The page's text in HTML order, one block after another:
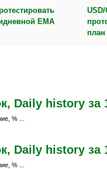
EMA
план
Daily history за
% ...
Daily history за
% ...